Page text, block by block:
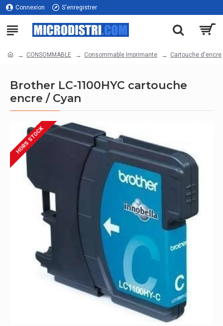
Connexion S'enregistrer
CONSOMMABLE Consommable Imprimante Cartouche d'encre
Brother LC-1100HYC cartouche
encre / Cyan
HORS STOCK